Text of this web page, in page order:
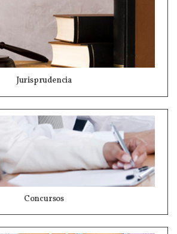
Jurisprudencia
Concursos